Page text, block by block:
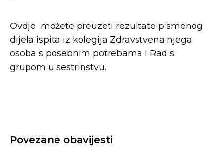
Ovdje možete preuzeti rezultate pismenog
dijela ispita iz kolegija Zdravstvena njega
osoba s posebnim potrebama i Rad s
grupom u sestrinstvu.
Povezane obavijesti